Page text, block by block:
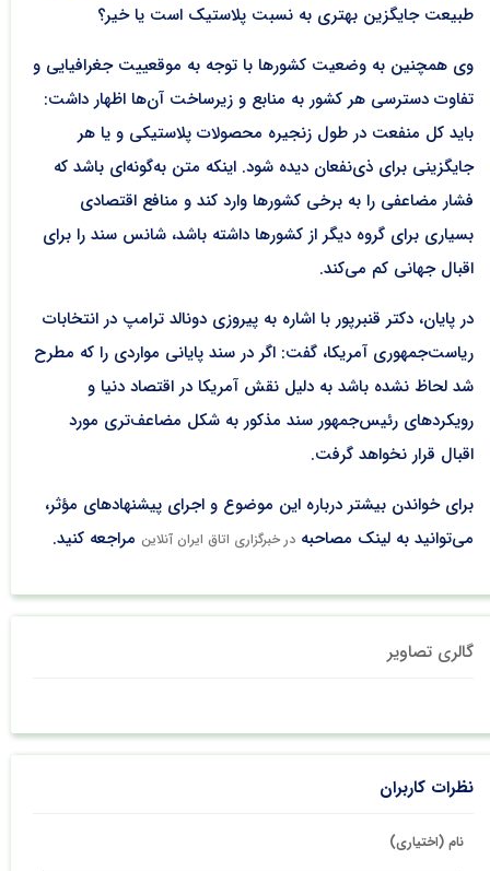
طبیعت جایگزین بهتری به نسبت پلاستیک است یا خیر؟
وی همچنین به وضعیت کشورها با توجه به موقعییت جغرافیایی و
تفاوت دسترسی هر کشور به منابع و زیرساخت آن‌ها اظهار داشت:
باید کل منفعت در طول زنجیره محصولات پلاستیکی و یا هر
جایگزینی برای ذی‌نفعان دیده شود. اینکه متن به‌گونه‌ای باشد که
فشار مضاعفی را به برخی کشورها وارد کند و منافع اقتصادی
بسیاری برای گروه دیگر از کشورها داشته باشد، شانس سند را برای
اقبال جهانی کم می‌کند.
در پایان، دکتر قنبرپور با اشاره به پیروزی دونالد ترامپ در انتخابات
ریاست‌جمهوری آمریکا، گفت: اگر در سند پایانی مواردی را که مطرح
شد لحاظ نشده باشد به دلیل نقش آمریکا در اقتصاد دنیا و
رویکردهای رئیس‌جمهور سند مذکور به شکل مضاعف‌تری مورد
اقبال قرار نخواهد گرفت.
برای خواندن بیشتر درباره این موضوع و اجرای پیشنهادهای مؤثر،
می‌توانید به لینک مصاحبه در خبرگزاری اتاق ایران آنلاین مراجعه کنید.
گالری تصاویر
نظرات کاربران
نام (اختیاری)